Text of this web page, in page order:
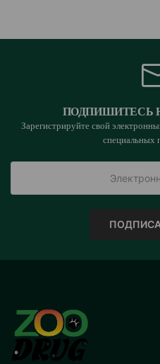
ПОДПИШИТЕСЬ
Зарегистрируйте свой
специальных